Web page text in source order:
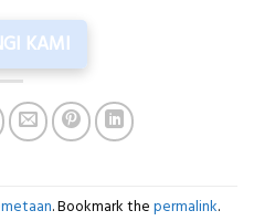
KAMI
. Bookmark the permalink.